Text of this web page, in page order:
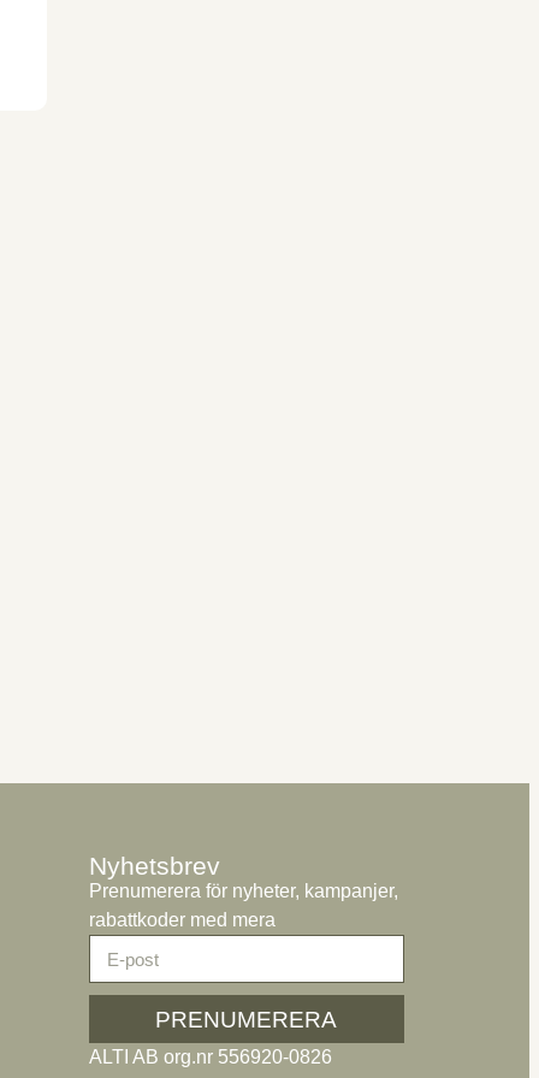
Nyhetsbrev
Prenumerera för nyheter, kampanjer,
rabattkoder med mera
PRENUMERERA
ALTI AB org.nr 556920-0826